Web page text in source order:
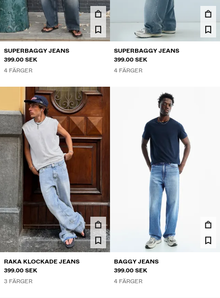
SUPERBAGGY JEANS
399.00 SEK
4 FÄRGER
SUPERBAGGY JEANS
399.00 SEK
4 FÄRGER
RAKA KLOCKADE JEANS
399.00 SEK
3 FÄRGER
BAGGY JEANS
399.00 SEK
4 FÄRGER
OCH KOFTOR
SETS
DAGAR PÅ REAN
SELLERS
PRICES
MUSIC
YOUR FAN ERA
PRESENTKORT MMBRS HJÄLP